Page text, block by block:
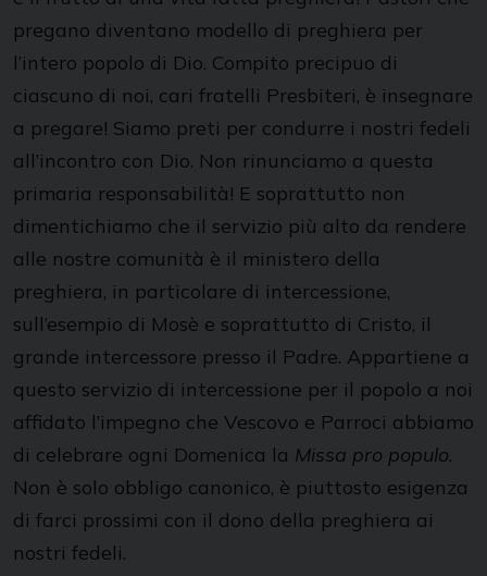
pregano diventano modello di preghiera per
l’intero popolo di Dio. Compito precipuo di
ciascuno di noi, cari fratelli Presbiteri, è insegnare
a pregare! Siamo preti per condurre i nostri fedeli
all’incontro con Dio. Non rinunciamo a questa
primaria responsabilità! E soprattutto non
dimentichiamo che il servizio più alto da rendere
alle nostre comunità è il ministero della
preghiera, in particolare di intercessione,
sull’esempio di Mosè e soprattutto di Cristo, il
grande intercessore presso il Padre. Appartiene a
questo servizio di intercessione per il popolo a noi
affidato l’impegno che Vescovo e Parroci abbiamo
di celebrare ogni Domenica la Missa pro populo.
Non è solo obbligo canonico, è piuttosto esigenza
di farci prossimi con il dono della preghiera ai
nostri fedeli.